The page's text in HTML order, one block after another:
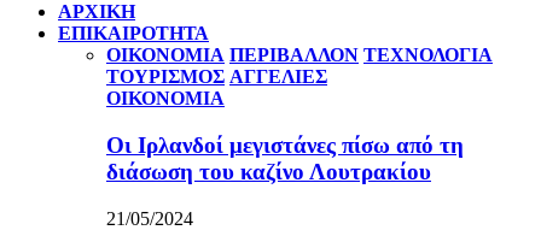
ΑΡΧΙΚΗ
ΕΠΙΚΑΙΡΟΤΗΤΑ
ΟΙΚΟΝΟΜΙΑ ΠΕΡΙΒΑΛΛΟΝ ΤΕΧΝΟΛΟΓΙΑ
ΤΟΥΡΙΣΜΟΣ ΑΓΓΕΛΙΕΣ
ΟΙΚΟΝΟΜΙΑ
Οι Ιρλανδοί μεγιστάνες πίσω από τη
διάσωση του καζίνο Λουτρακίου
21/05/2024